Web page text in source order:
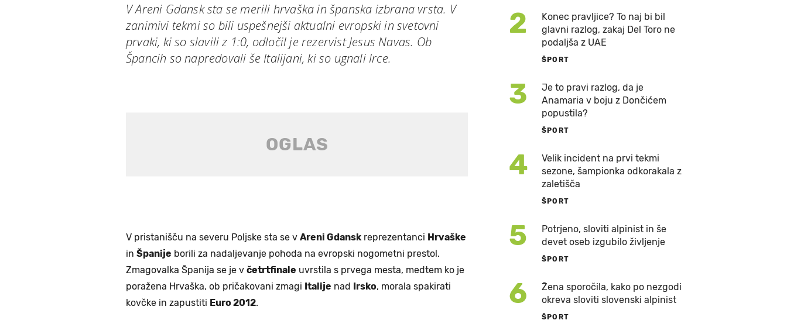
V Areni Gdansk sta se merili hrvaška in španska izbrana vrsta. V
zanimivi tekmi so bili uspešnejši aktualni evropski in svetovni
prvaki, ki so slavili z 1:0, odločil je rezervist Jesus Navas. Ob
Špancih so napredovali še Italijani, ki so ugnali Irce.
V pristanišču na severu Poljske sta se v Areni Gdansk reprezentanci Hrvaške
in Španije borili za nadaljevanje pohoda na evropski nogometni prestol.
Zmagovalka Španija se je v četrtfinale uvrstila s prvega mesta, medtem ko je
poražena Hrvaška, ob pričakovani zmagi Italije nad Irsko, morala spakirati
kovčke in zapustiti Euro 2012.
2
Konec pravljice? To naj bi bil
glavni razlog, zakaj Del Toro ne
podaljša z UAE
ŠPORT
3
Je to pravi razlog, da je
Anamaria v boju z Dončićem
popustila?
ŠPORT
4
Velik incident na prvi tekmi
sezone, šampionka odkorakala z
zaletišča
ŠPORT
5
Potrjeno, sloviti alpinist in še
devet oseb izgubilo življenje
ŠPORT
6
Žena sporočila, kako po nezgodi
okreva sloviti slovenski alpinist
ŠPORT